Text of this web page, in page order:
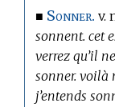
■ Sonner. v.
sonnent. cet
verrez qu’il
sonner. voilà
j’entends